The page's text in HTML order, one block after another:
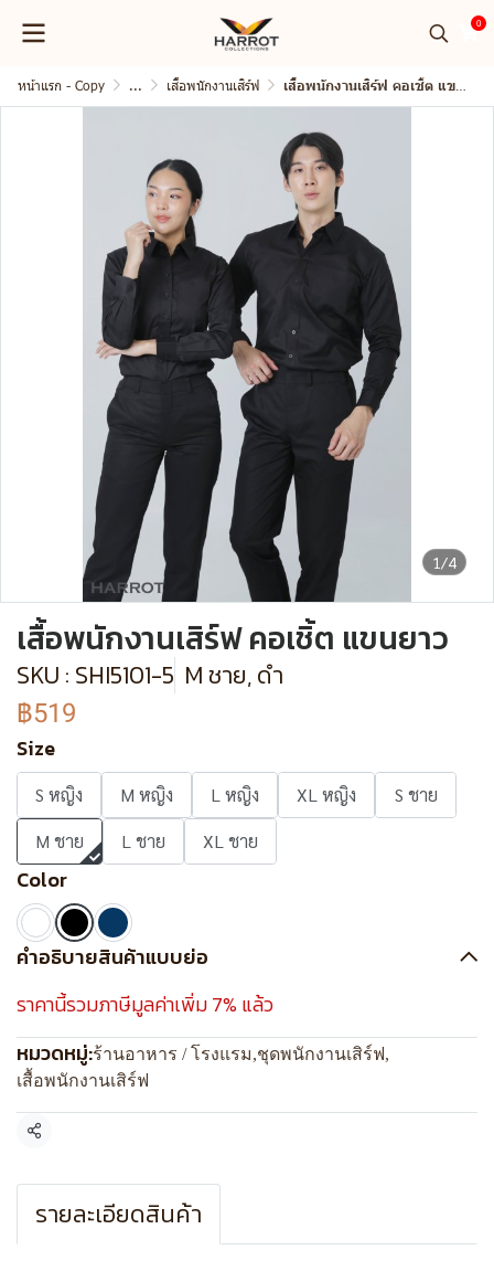
0
หน้าแรก - Copy ... เสื้อพนักงานเสิร์ฟ เสื้อพนักงานเสิร์ฟ คอเชิ้ต แขนยาว
1/4
เสื้อพนักงานเสิร์ฟ คอเชิ้ต แขนยาว
SKU : SHI5101-5 M ชาย, ดำ
฿519
Size
S หญิง M หญิง L หญิง XL หญิง
S ชาย
M ชาย
L ชาย XL ชาย
Color
คำอธิบายสินค้าแบบย่อ
ราคานี้รวมภาษีมูลค่าเพิ่ม 7% แล้ว
หมวดหมู่:ร้านอาหาร / โรงแรม,ชุดพนักงานเสิร์ฟ,
เสื้อพนักงานเสิร์ฟ
แชร์
รายละเอียดสินค้า